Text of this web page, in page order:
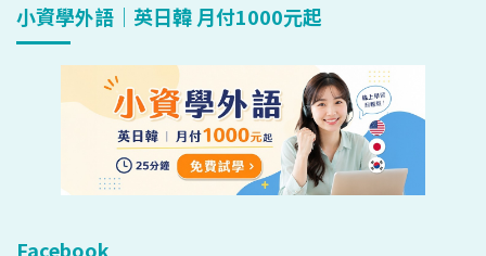
小資學外語｜英日韓 月付1000元起
Facebook